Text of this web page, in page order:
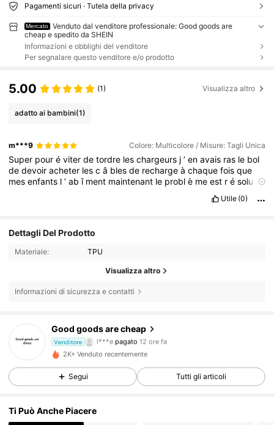
Pagamenti sicuri · Tutela della privacy
Mercato
Venduto dal venditore professionale: Good goods are
cheap e spedito da SHEIN
Informazioni e obblighi del venditore
Per segnalare questo venditore e/o prodotto
5.00 (1) Visualizza altro
adatto ai bambini(1)
m***9 Colore: Multicolore / Misure: Tagli Unica
Super pouréviterdetordre leschargeurs j’enavais ras le bol
dedevoiracheter lescâ blesde rechargeàchaquefoisque
mesenfants l’abî ment maintenant le problè meest résolu
Utile (0)
Dettagli Del Prodotto
Materiale: TPU
Visualizza altro
Informazioni di sicurezza e contatti
Good goods are cheap
Venditore
l***e pagato12 ore fa
3***9segue 1 giorno fa
4.52
9 Follower
4.52 9 Follower
4.52
2K+ Venduto recentemente
Segui Tutti gli articoli
Ti Può Anche Piacere